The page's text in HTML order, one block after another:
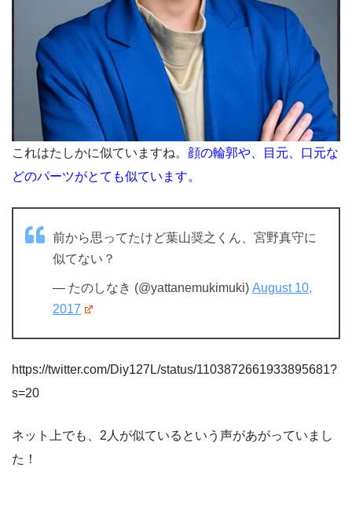
これはたしかに似ていますね。 顔の輪郭や、目元、口元な
どのパーツがとても似ています。
前から思ってたけど葉山奨之くん、宮野真守に
似てない？
— たのしなき (@yattanemukimuki) August 10,
2017
https://twitter.com/Diy127L/status/1103872661933895681?
s=20
ネット上でも、2人が似ているという声があがっていまし
た！